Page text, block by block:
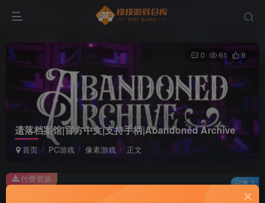
遗落档案馆|官方中文|支持手柄|Abandoned Archive
首页 PC游戏 像素游戏 正文
0 61 8
付费资源 已售 1